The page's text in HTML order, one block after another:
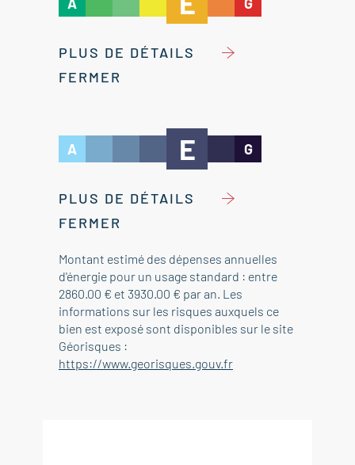
PLUS DE DÉTAILS
FERMER
A E G
PLUS DE DÉTAILS
FERMER
Montant estimé des dépenses annuelles
d'énergie pour un usage standard : entre
2860.00 € et 3930.00 € par an. Les
informations sur les risques auxquels ce
bien est exposé sont disponibles sur le site
Géorisques :
https://www.georisques.gouv.fr